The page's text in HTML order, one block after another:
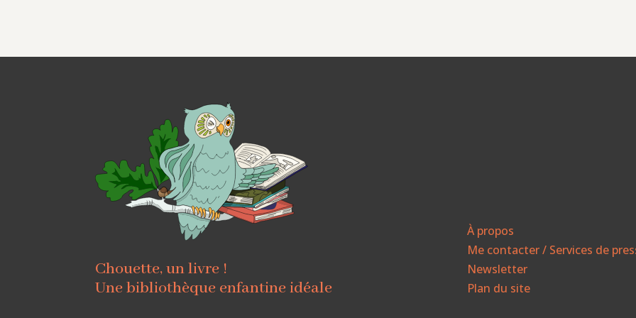
Chouette, un livre !
Une bibliothèque enfantine idéale
À propos
Me contacter / Services de
Newsletter
Plan du site